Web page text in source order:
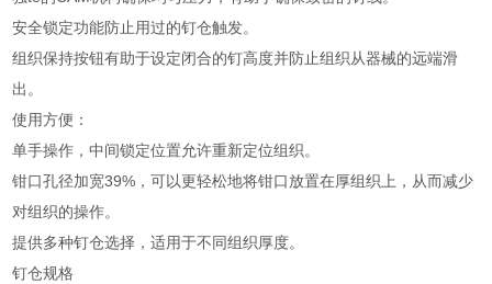
安全锁定功能防止用过的钉仓触发。
组织保持按钮有助于设定闭合的钉高度并防止组织从器械的远端滑
出。
使用方便：
单手操作，中间锁定位置允许重新定位组织。
钳口孔径加宽39%，可以更轻松地将钳口放置在厚组织上，从而减少
对组织的操作。
提供多种钉仓选择，适用于不同组织厚度。
钉仓规格